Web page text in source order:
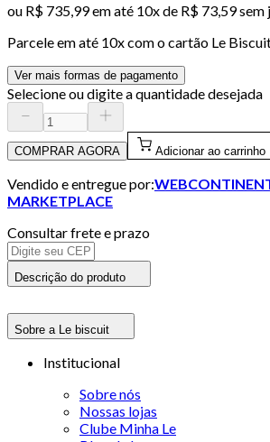
ou R$ 735,99em até 10x de R$ 73,59 sem
Parcele em até 10x com o cartão Le
Ver mais formas de pagamento
Selecione ou digite a quantidade desejada
COMPRAR AGORA Adicionar ao carrinho
Vendido e entregue por:
MARKETPLACE
Consultar frete e prazo
Descrição do produto
Sobre a Le biscuit
Institucional
Sobre nós
Nossas lojas
Clube Minha Le